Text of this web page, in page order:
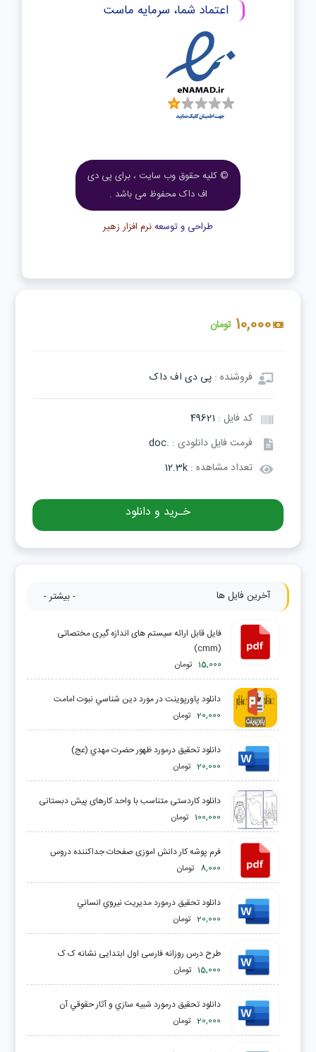
10,000 تومان
فروشنده :پی دی اف داک
کد فایل : 49621
فرمت فایل دانلودی : .doc
تعداد مشاهده :12.3k
خـرید و دانلود
آخرین فایل ها - بیشتر -
فایل قابل ارائه سیستم های اندازه گیری مختصاتی
(cmm)
15,000 تومان
دانلود پاورپوینت در مورد دين شناسي نبوت امامت
20,000 تومان
دانلود تحقیق درمورد ظهور حضرت مهدي (عج)
20,000 تومان
دانلود کاردستی متناسب با واحد کارهای پیش دبستانی
100,000 تومان
فرم پوشه کار دانش اموزی صفحات جداکننده دروس
8,000 تومان
دانلود تحقیق درمورد مديريت نيروي انساني
20,000 تومان
طرح درس روزانه فارسی اول ابتدایی نشانه ک ک
15,000 تومان
دانلود تحقیق درمورد شبيه سازي و آثار حقوقي آن
20,000 تومان
اعتماد شما، سرمایه ماست
© کلیه حقوق وب سایت ، برای پی دی
اف داک محفوظ می باشد .
طراحی و توسعهنرم افزار زهیر